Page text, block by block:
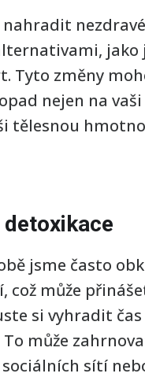
nahradit
jako
Tyto změny
nejen na
tělesnou
jsme často
což může
si vyhradit
může
sítí